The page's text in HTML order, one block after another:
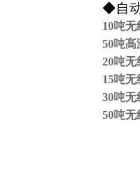
◆自
10吨无
50吨
20吨无
15吨无
30吨无
50吨无